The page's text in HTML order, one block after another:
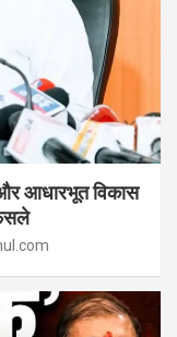
आधारभूत विकास